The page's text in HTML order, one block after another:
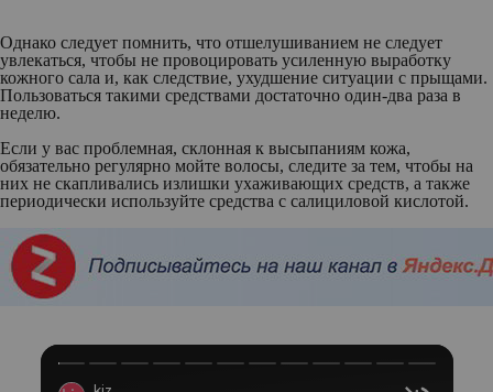
Однако следует помнить, что отшелушиванием не следует
увлекаться, чтобы не провоцировать усиленную выработку
кожного сала и, как следствие, ухудшение ситуации с прыщами.
Пользоваться такими средствами достаточно один-два раза в
неделю.
Если у вас проблемная, склонная к высыпаниям кожа,
обязательно регулярно мойте волосы, следите за тем, чтобы на
них не скапливались излишки ухаживающих средств, а также
периодически используйте средства с салициловой кислотой.